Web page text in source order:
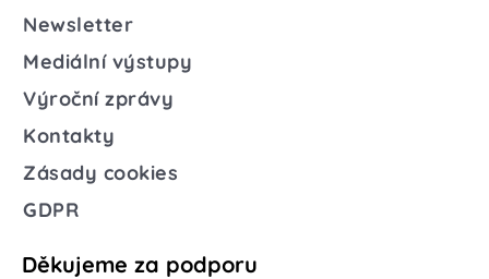
Newsletter
Mediální výstupy
Výroční zprávy
Kontakty
Zásady cookies
GDPR
Děkujeme za podporu